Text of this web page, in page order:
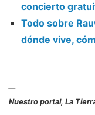
concierto
Todo sobre
dónde vive,
Nuestro portal, La